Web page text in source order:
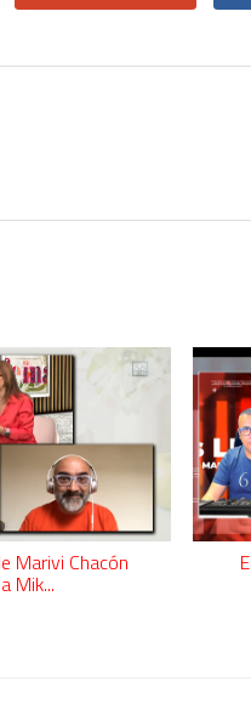
Trobada Empresarial al
Raimat
el regreso elegante de
Marivi Chacón
Mik...